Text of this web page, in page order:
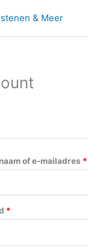
of e-mailadres *
*
Vereist